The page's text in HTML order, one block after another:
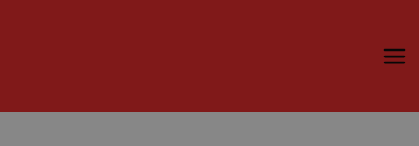
Ospiti